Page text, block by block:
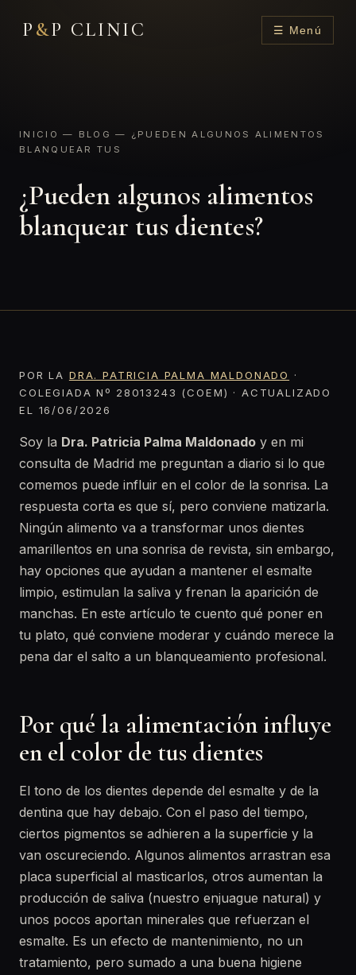
P &P CLINIC ☰ Menú
INICIO — BLOG — ¿PUEDEN ALGUNOS ALIMENTOS
BLANQUEAR TUS
¿Pueden algunos alimentos
blanquear tus dientes?
POR LA DRA. PATRICIA PALMA MALDONADO
·
COLEGIADA Nº 28013243 (COEM) · ACTUALIZADO
EL 16/06/2026
Soy la Dra. Patricia Palma Maldonado y en mi
consulta de Madrid me preguntan a diario si lo que
comemos puede influir en el color de la sonrisa. La
respuesta corta es que sí, pero conviene matizarla.
Ningún alimento va a transformar unos dientes
amarillentos en una sonrisa de revista, sin embargo,
hay opciones que ayudan a mantener el esmalte
limpio, estimulan la saliva y frenan la aparición de
manchas. En este artículo te cuento qué poner en
tu plato, qué conviene moderar y cuándo merece la
pena dar el salto a un blanqueamiento profesional.
Por qué la alimentación influye
en el color de tus dientes
El tono de los dientes depende del esmalte y de la
dentina que hay debajo. Con el paso del tiempo,
ciertos pigmentos se adhieren a la superficie y la
van oscureciendo. Algunos alimentos arrastran esa
placa superficial al masticarlos, otros aumentan la
producción de saliva (nuestro enjuague natural) y
unos pocos aportan minerales que refuerzan el
esmalte. Es un efecto de mantenimiento, no un
tratamiento, pero sumado a una buena higiene